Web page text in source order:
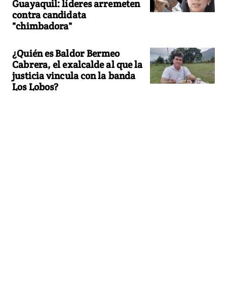
Guayaquil: líderes arremeten
contra candidata
"chimbadora"
¿Quién es Baldor Bermeo
Cabrera, el exalcalde al que la
justicia vincula con la banda
Los Lobos?